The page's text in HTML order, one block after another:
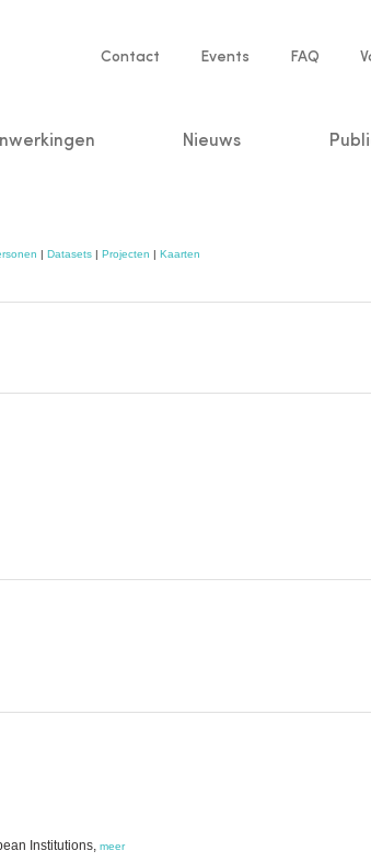
Service
Contact Events FAQ
Nieuws
| Datasets| Projecten | Kaarten
Institutions, meer